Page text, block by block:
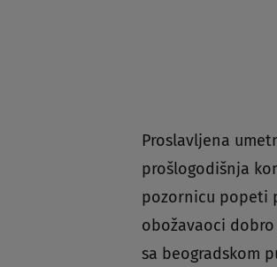
Proslavljena
prošlogodišnja
pozornicu popeti
obožavaoci
sa beogradskom